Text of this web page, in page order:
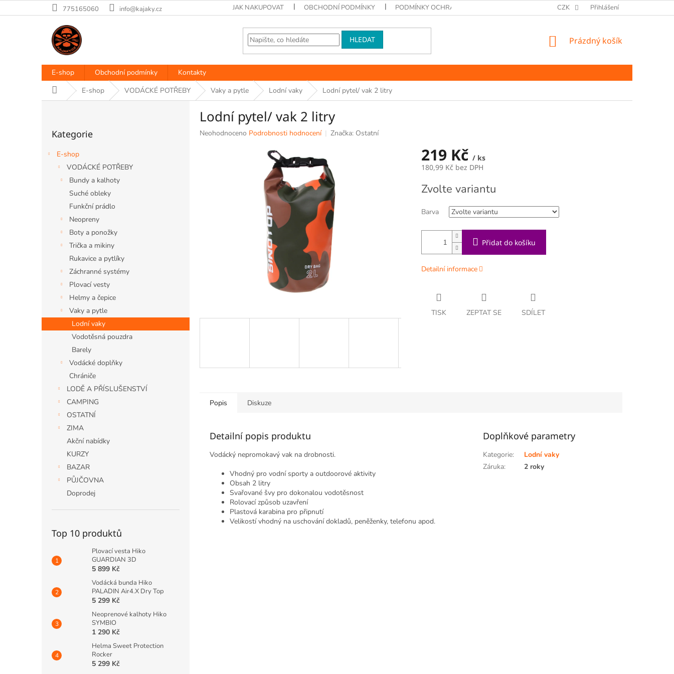
na
775165060 info@kajaky.cz JAK NAKUPOVAT OBCHODNÍ PODMÍNKY PODMÍNKY OCHRANY OSOBNÍCH ÚDAJŮ CZK Přihlášení
HLEDAT
NÁKUPNÍ
Prázdný košík
E-shop Obchodní podmínky
Kontakty
Domů E-shop VODÁCKÉ POTŘEBY Vaky a pytle Lodní vaky Lodní pytel/ vak 2 litry
kategorie
Kategorie
E-shop
VODÁCKÉ POTŘEBY
Bundy a kalhoty
Suché obleky
Funkční prádlo
Neopreny
Boty a ponožky
Trička a mikiny
Rukavice a pytlíky
Záchranné systémy
Plovací vesty
Helmy a čepice
Vaky a pytle
Lodní vaky
Vodotěsná pouzdra
Barely
Vodácké doplňky
Chrániče
LODĚ A PŘÍSLUŠENSTVÍ
CAMPING
OSTATNÍ
ZIMA
Akční nabídky
KURZY
BAZAR
PŮJČOVNA
Doprodej
Top 10 produktů
Plovací vesta Hiko
GUARDIAN 3D
5 899 Kč
Vodácká bunda Hiko
PALADIN Air4.X Dry Top
5 299 Kč
Neoprenové kalhoty Hiko
SYMBIO
1 290 Kč
Helma Sweet Protection
Rocker
5 299 Kč
Lodní pytel/ vak 2 litry
Průměrné
Neohodnoceno Podrobnosti hodnocení Značka: Ostatní
219 Kč / ks
180,99 Kč bez DPH
cena:
Zvolte variantu
Barva
Přidat do košíku
Detailní informace
TISK ZEPTAT SE SDÍLET
Popis Diskuze
Detailní popis produktu
Vodácký nepromokavý vak na drobnosti.
Vhodný pro vodní sporty a outdoorové aktivity
Obsah 2 litry
Svařované švy pro dokonalou vodotěsnost
Rolovací způsob uzavření
Plastová karabina pro připnutí
Velikostí vhodný na uschování dokladů, peněženky, telefonu apod.
Doplňkové parametry
Kategorie:
Lodní vaky
Záruka: 2 roky